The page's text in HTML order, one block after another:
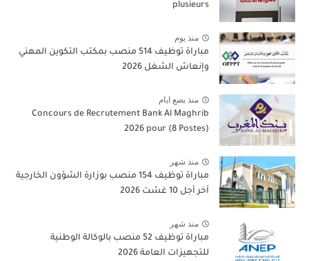
plusieurs
منذ يوم
مباراة توظيف 514 منصب بمكتب التكوين المهني
وإنعاش الشغل 2026
منذ بضع ايام
Concours de Recrutement Bank Al Maghrib
2026 pour (8 Postes)
منذ شهر
مباراة توظيف 154 منصب بوزارة الشؤون الخارجية
آخر أجل 10 غشت 2026
منذ شهر
مباراة توظيف 52 منصب بالوكالة الوطنية
للتجهيزات العامة 2026